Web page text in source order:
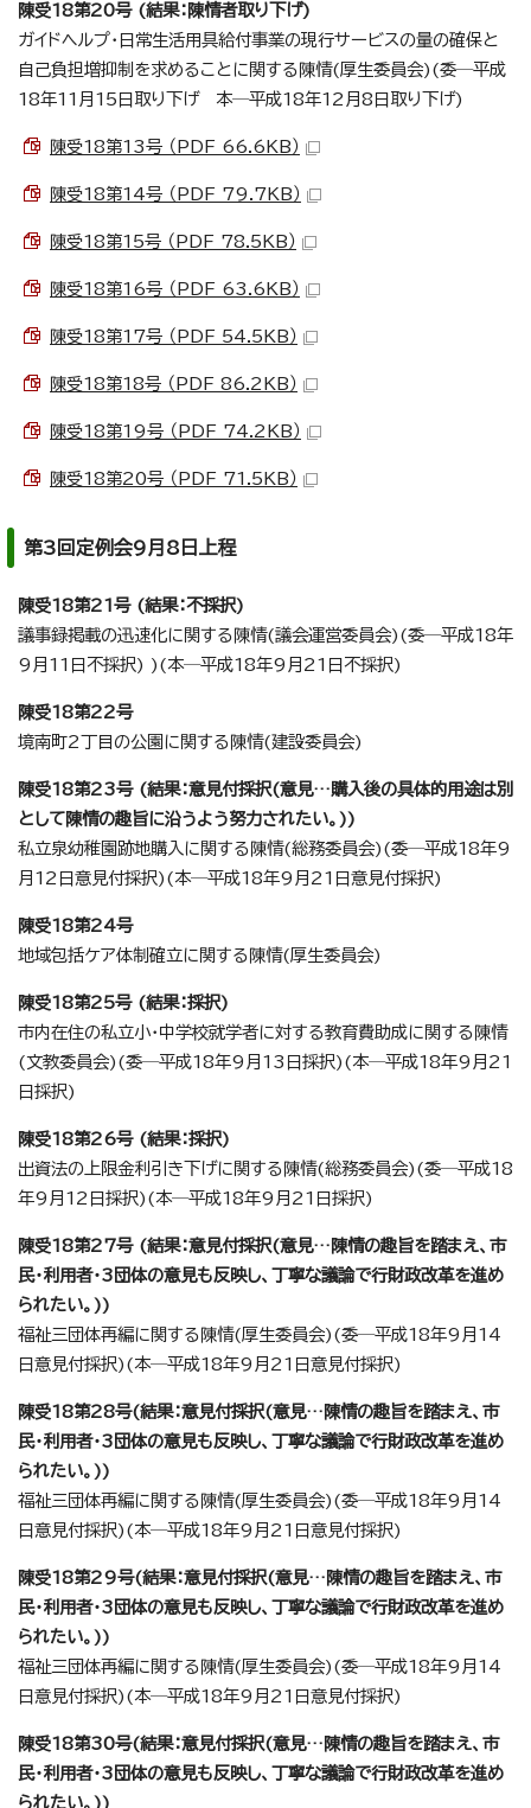
陳受18第20号 (結果：陳情者取り下げ)
ガイドヘルプ・日常生活用具給付事業の現行サービスの量の確保と
自己負担増抑制を求めることに関する陳情(厚生委員会)(委─平成
18年11月15日取り下げ 本─平成18年12月8日取り下げ)
陳受18第13号 （PDF 66.6KB）
陳受18第14号 （PDF 79.7KB）
陳受18第15号 （PDF 78.5KB）
陳受18第16号 （PDF 63.6KB）
陳受18第17号 （PDF 54.5KB）
陳受18第18号 （PDF 86.2KB）
陳受18第19号 （PDF 74.2KB）
陳受18第20号 （PDF 71.5KB）
第3回定例会9月8日上程
陳受18第21号 (結果：不採択)
議事録掲載の迅速化に関する陳情(議会運営委員会)(委─平成18年
9月11日不採択) )(本─平成18年9月21日不採択)
陳受18第22号
境南町2丁目の公園に関する陳情(建設委員会)
陳受18第23号 (結果：意見付採択(意見…購入後の具体的用途は別
として陳情の趣旨に沿うよう努力されたい。))
私立泉幼稚園跡地購入に関する陳情(総務委員会)(委─平成18年9
月12日意見付採択)(本─平成18年9月21日意見付採択)
陳受18第24号
地域包括ケア体制確立に関する陳情(厚生委員会)
陳受18第25号 (結果：採択)
市内在住の私立小・中学校就学者に対する教育費助成に関する陳情
(文教委員会)(委─平成18年9月13日採択)(本─平成18年9月21
日採択)
陳受18第26号 (結果：採択)
出資法の上限金利引き下げに関する陳情(総務委員会)(委─平成18
年9月12日採択)(本─平成18年9月21日採択)
陳受18第27号 (結果：意見付採択(意見…陳情の趣旨を踏まえ、市
民・利用者・3団体の意見も反映し、丁寧な議論で行財政改革を進め
られたい。))
福祉三団体再編に関する陳情(厚生委員会)(委─平成18年9月14
日意見付採択)(本─平成18年9月21日意見付採択)
陳受18第28号(結果：意見付採択(意見…陳情の趣旨を踏まえ、市
民・利用者・3団体の意見も反映し、丁寧な議論で行財政改革を進め
られたい。))
福祉三団体再編に関する陳情(厚生委員会)(委─平成18年9月14
日意見付採択)(本─平成18年9月21日意見付採択)
陳受18第29号(結果：意見付採択(意見…陳情の趣旨を踏まえ、市
民・利用者・3団体の意見も反映し、丁寧な議論で行財政改革を進め
られたい。))
福祉三団体再編に関する陳情(厚生委員会)(委─平成18年9月14
日意見付採択)(本─平成18年9月21日意見付採択)
陳受18第30号(結果：意見付採択(意見…陳情の趣旨を踏まえ、市
民・利用者・3団体の意見も反映し、丁寧な議論で行財政改革を進め
られたい。))